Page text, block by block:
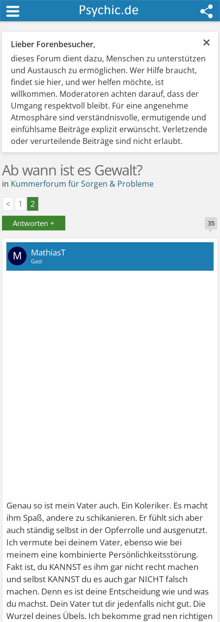
×
Lieber Forenbesucher,
dieses Forum dient dazu, Menschen zu unterstützen
und Austausch zu ermöglichen. Wer Hilfe braucht,
findet sie hier, und wer helfen möchte, ist
willkommen. Moderatoren achten darauf, dass der
Umgang respektvoll bleibt. Für eine angenehme
Atmosphäre sind verständnisvolle, ermutigende und
einfühlsame Beiträge explizit erwünscht. Verletzende
oder verurteilende Beiträge sind nicht erlaubt.
Ab wann ist es Gewalt?
in Kummerforum für Sorgen & Probleme
<
1 2
Antworten + 35
M MathiasT
Gast
Genau so ist mein Vater auch. Ein Koleriker. Es macht
ihm Spaß, andere zu schikanieren. Er fühlt sich aber
auch ständig selbst in der Opferrolle und ausgenutzt.
Ich vermute bei deinem Vater, ebenso wie bei
meinem eine kombinierte Persönlichkeitsstörung.
Fakt ist, du KANNST es ihm gar nicht recht machen
und selbst KANNST du es auch gar NICHT falsch
machen. Denn es ist deine Entscheidung wie und was
du machst. Dein Vater tut dir jedenfalls nicht gut. Die
Wurzel deines Übels. Ich bekomme grad nen richtigen